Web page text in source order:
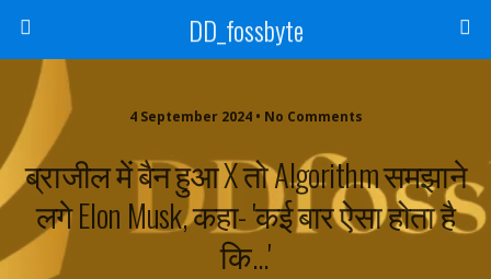
DD_fossbyte
4 September 2024 • No Comments
ब्राजील में बैन हुआ X तो Algorithm समझाने
लगे Elon Musk, कहा- 'कई बार ऐसा होता है
कि…'